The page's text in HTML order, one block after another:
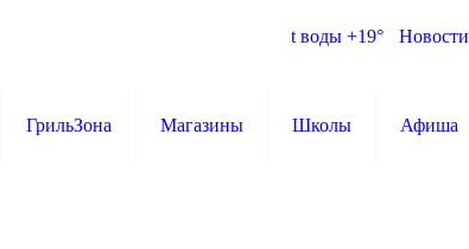
t воды +19° Новости
ГрильЗона Магазины Школы Афиша